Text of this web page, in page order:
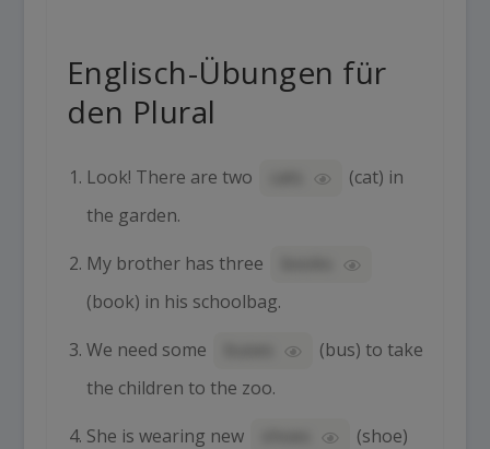
Englisch-Übungen für
den Plural
Look! There are two (cat) in
the garden.
My brother has three
(book) in his schoolbag.
We need some (bus) to take
the children to the zoo.
She is wearing new (shoe)